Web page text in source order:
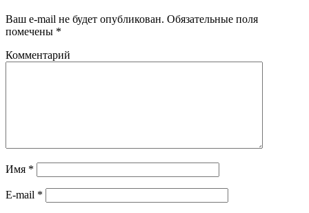
Ваш e-mail не будет опубликован. Обязательные поля
помечены *
Комментарий
Имя *
E-mail *